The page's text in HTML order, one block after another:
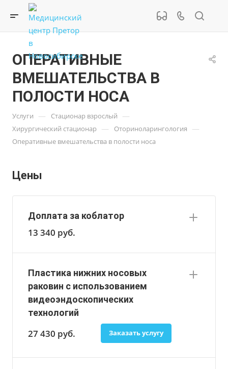
ОПЕРАТИВНЫЕ
ВМЕШАТЕЛЬСТВА В
ПОЛОСТИ НОСА
Услуги — Стационар взрослый —
Хирургический стационар — Оториноларингология —
Оперативные вмешательства в полости носа
Цены
Доплата за коблатор
13 340 руб.
Пластика нижних носовых
раковин с использованием
видеоэндоскопических
технологий
27 430 руб. Заказать услугу